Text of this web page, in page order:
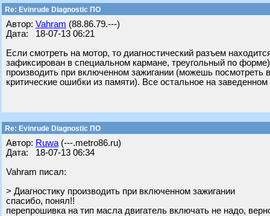
Re: Evinrude Diagnostic ПО
Автор: Vahram (88.86.79.---)
Дата: 18-07-13 06:21
Если смотреть на мотор, то диагностический разъем
зафиксирован в специальном кармане, треугольный по
производить при включенном зажигании (можешь
критические ошибки из памяти). Все остальное на
Re: Evinrude Diagnostic ПО
Автор: Ruwa (---.metro86.ru)
Дата: 18-07-13 06:34
Vahram писал:
> Диагностику производить при включенном зажигании
спасибо, понял!!
перепрошивка на тип масла двигатель включать не надо,